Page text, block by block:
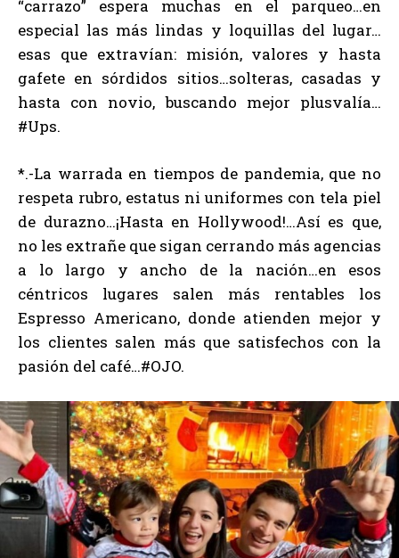
“carrazo” espera muchas en el parqueo…en
especial las más lindas y loquillas del lugar…
esas que extravían: misión, valores y hasta
gafete en sórdidos sitios…solteras, casadas y
hasta con novio, buscando mejor plusvalía…
#Ups.
*.-La warrada en tiempos de pandemia, que no
respeta rubro, estatus ni uniformes con tela piel
de durazno…¡Hasta en Hollywood!…Así es que,
no les extrañe que sigan cerrando más agencias
a lo largo y ancho de la nación…en esos
céntricos lugares salen más rentables los
Espresso Americano, donde atienden mejor y
los clientes salen más que satisfechos con la
pasión del café…#OJO.